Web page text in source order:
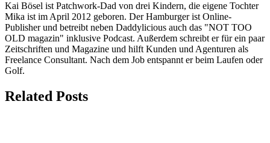
Kai Bösel ist Patchwork-Dad von drei Kindern, die eigene Tochter
Mika ist im April 2012 geboren. Der Hamburger ist Online-
Publisher und betreibt neben Daddylicious auch das "NOT TOO
OLD magazin" inklusive Podcast. Außerdem schreibt er für ein paar
Zeitschriften und Magazine und hilft Kunden und Agenturen als
Freelance Consultant. Nach dem Job entspannt er beim Laufen oder
Golf.
Related Posts